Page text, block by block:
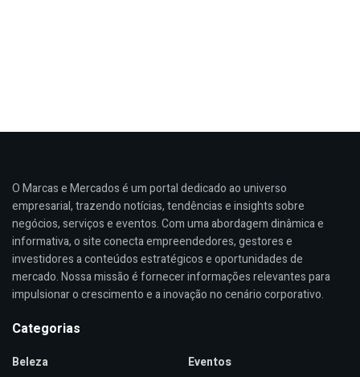
O Marcas e Mercados é um portal dedicado ao universo
empresarial, trazendo notícias, tendências e insights sobre
negócios, serviços e eventos. Com uma abordagem dinâmica e
informativa, o site conecta empreendedores, gestores e
investidores a conteúdos estratégicos e oportunidades de
mercado. Nossa missão é fornecer informações relevantes para
impulsionar o crescimento e a inovação no cenário corporativo.
Categorias
Beleza
Eventos